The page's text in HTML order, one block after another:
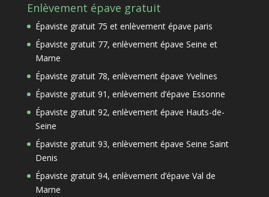
Enlèvement épave gratuit
Épaviste gratuit 75 et enlèvement épave paris
Épaviste gratuit 77, enlèvement épave Seine et
Marne
Épaviste gratuit 78, enlèvement épave Yvelines
Épaviste gratuit 91, enlèvement d’épave Essonne
Épaviste gratuit 92, enlèvement épave Hauts-de-
Seine
Épaviste gratuit 93, enlèvement épave Seine Saint
Denis
Épaviste gratuit 94, enlèvement d’épave Val de
Marne